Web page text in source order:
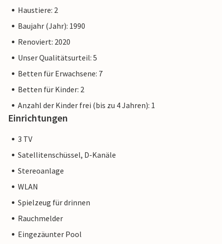
Haustiere: 2
Baujahr (Jahr): 1990
Renoviert: 2020
Unser Qualitätsurteil: 5
Betten für Erwachsene: 7
Betten für Kinder: 2
Anzahl der Kinder frei (bis zu 4 Jahren): 1
Einrichtungen
3 TV
Satellitenschüssel, D-Kanäle
Stereoanlage
WLAN
Spielzeug für drinnen
Rauchmelder
Eingezäunter Pool